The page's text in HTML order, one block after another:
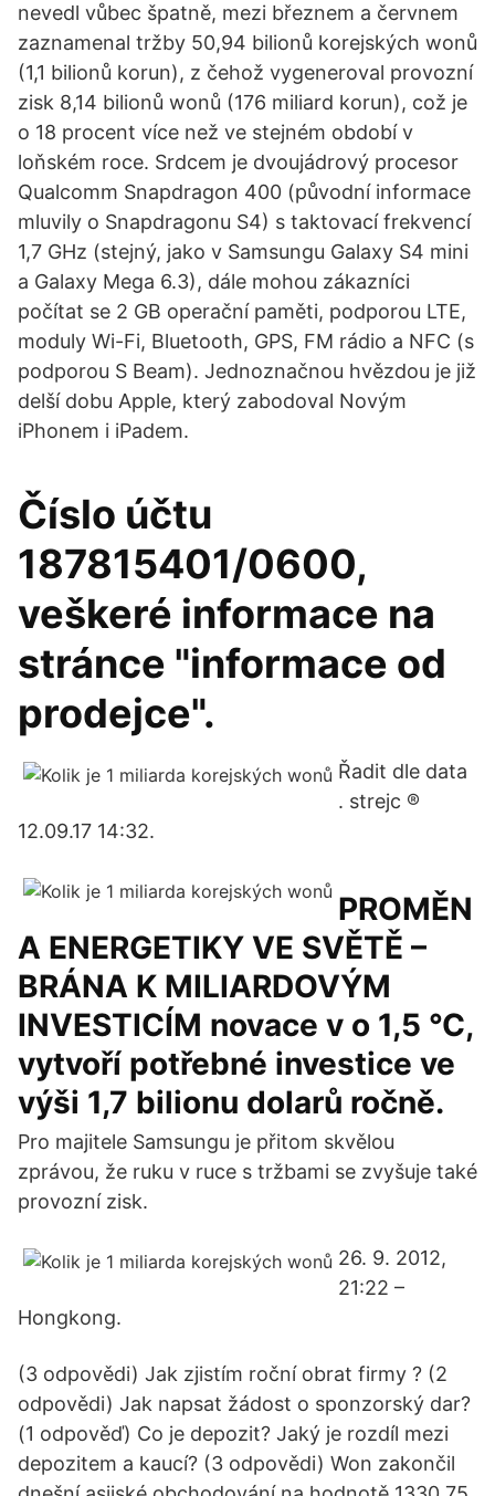
nevedl vůbec špatně, mezi březnem a červnem
zaznamenal tržby 50,94 bilionů korejských wonů
(1,1 bilionů korun), z čehož vygeneroval provozní
zisk 8,14 bilionů wonů (176 miliard korun), což je
o 18 procent více než ve stejném období v
loňském roce. Srdcem je dvoujádrový procesor
Qualcomm Snapdragon 400 (původní informace
mluvily o Snapdragonu S4) s taktovací frekvencí
1,7 GHz (stejný, jako v Samsungu Galaxy S4 mini
a Galaxy Mega 6.3), dále mohou zákazníci
počítat se 2 GB operační paměti, podporou LTE,
moduly Wi-Fi, Bluetooth, GPS, FM rádio a NFC (s
podporou S Beam). Jednoznačnou hvězdou je již
delší dobu Apple, který zabodoval Novým
iPhonem i iPadem.
Číslo účtu
187815401/0600,
veškeré informace na
stránce "informace od
prodejce".
Řadit dle data
. strejc ®
12.09.17 14:32.
PROMĚN
A ENERGETIKY VE SVĚTĚ –
BRÁNA K MILIARDOVÝM
INVESTICÍM novace v o 1,5 °C,
vytvoří potřebné investice ve
výši 1,7 bilionu dolarů ročně.
Pro majitele Samsungu je přitom skvělou
zprávou, že ruku v ruce s tržbami se zvyšuje také
provozní zisk.
26. 9. 2012,
21:22 –
Hongkong.
(3 odpovědi) Jak zjistím roční obrat firmy ? (2
odpovědi) Jak napsat žádost o sponzorský dar?
(1 odpověď) Co je depozit? Jaký je rozdíl mezi
depozitem a kaucí? (3 odpovědi) Won zakončil